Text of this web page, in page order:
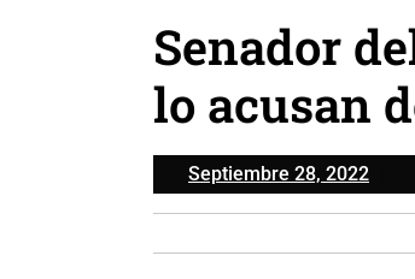
Senador
lo acusan
Septiembre 28, 2022
28,